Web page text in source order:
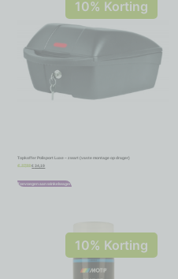
10% Korting
Topkoffer Polisport Luxe – zwart (vaste montage op drager)
€ 37,99 € 34,19
Toevoegen aan winkelwagen
10% Korting